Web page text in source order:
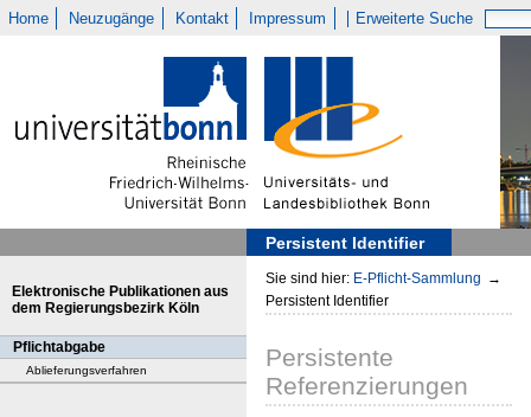
Home Neuzugänge Kontakt Impressum Erweiterte Suche
Persistent Identifier
Elektronische Publikationen aus
dem Regierungsbezirk Köln
Pflichtabgabe
Ablieferungsverfahren
Sie sind hier: E-Pflicht-Sammlung →
Persistent Identifier
Persistente
Referenzierungen